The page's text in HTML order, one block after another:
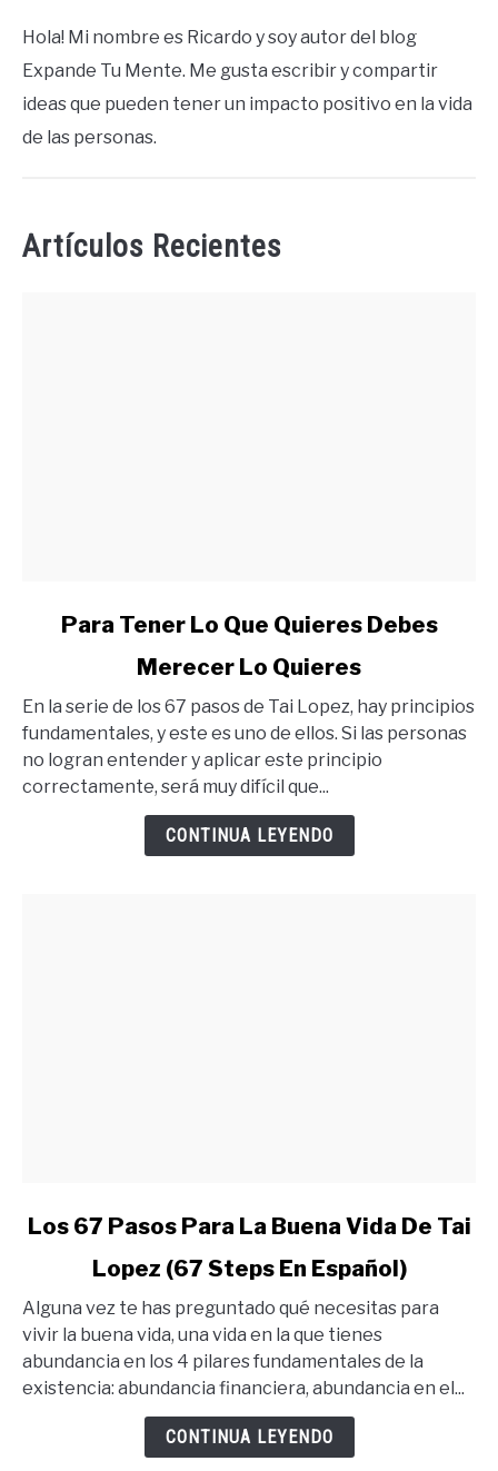
Hola! Mi nombre es Ricardo y soy autor del blog
Expande Tu Mente. Me gusta escribir y compartir
ideas que pueden tener un impacto positivo en la vida
de las personas.
Artículos Recientes
Tener
Lo
Que
Quieres
Para Tener Lo Que Quieres Debes
Merecer Lo Quieres
En la serie de los 67 pasos de Tai Lopez, hay principios
fundamentales, y este es uno de ellos. Si las personas
no logran entender y aplicar este principio
correctamente, será muy difícil que...
CONTINUA LEYENDO
link
67
Pasos
Para
Los 67 Pasos Para La Buena Vida De Tai
Lopez (67 Steps En Español)
Alguna vez te has preguntado qué necesitas para
vivir la buena vida, una vida en la que tienes
abundancia en los 4 pilares fundamentales de la
existencia: abundancia financiera, abundancia en el...
CONTINUA LEYENDO